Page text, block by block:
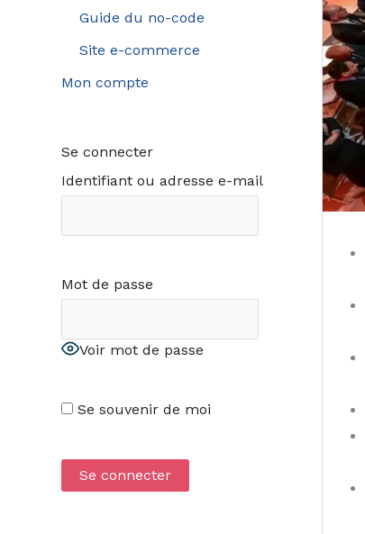
Guide du no-code
Site e-commerce
Mon compte
Se connecter
Identifiant ou adresse e-mail
Mot de passe
Voir mot de passe
Se souvenir de moi